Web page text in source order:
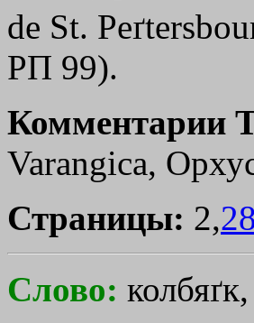
dе St.
РП 99).
Комментарии
Varangica,
Страницы: 2,
Слово: колбяґк,